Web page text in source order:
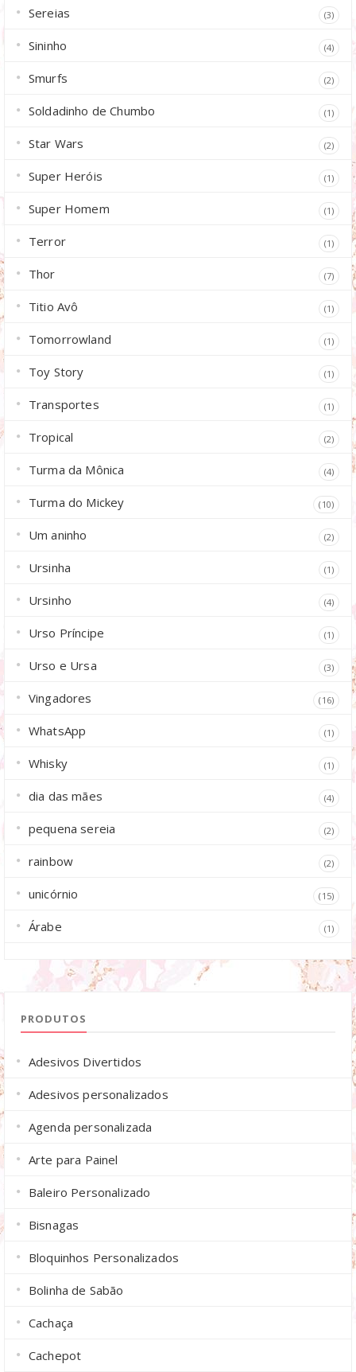
Sereias (3)
Sininho (4)
Smurfs (2)
Soldadinho de Chumbo (1)
Star Wars (2)
Super Heróis (1)
Super Homem (1)
Terror (1)
Thor (7)
Titio Avô (1)
Tomorrowland (1)
Toy Story (1)
Transportes (1)
Tropical (2)
Turma da Mônica (4)
Turma do Mickey (10)
Um aninho (2)
Ursinha (1)
Ursinho (4)
Urso Príncipe (1)
Urso e Ursa (3)
Vingadores (16)
WhatsApp (1)
Whisky (1)
dia das mães (4)
pequena sereia (2)
rainbow (2)
unicórnio (15)
Árabe (1)
PRODUTOS
Adesivos Divertidos
Adesivos personalizados
Agenda personalizada
Arte para Painel
Baleiro Personalizado
Bisnagas
Bloquinhos Personalizados
Bolinha de Sabão
Cachaça
Cachepot